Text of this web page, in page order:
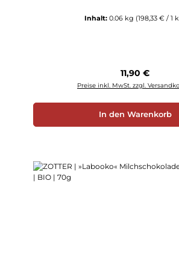
Inhalt: 0.06 kg (198,33 € / 1
Regulärer
11,90 €
Preise inkl. MwSt. zzgl.
In den Warenkorb